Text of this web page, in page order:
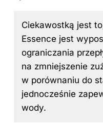
Ciekawostką jest
Essence jest
ograniczania
na zmniejszenie
w porównaniu do
jednocześnie
wody.